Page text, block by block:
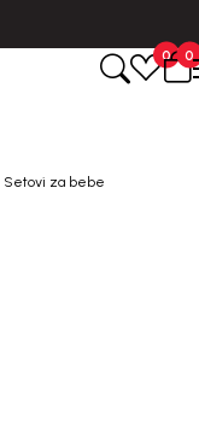
0
0
Setovi za bebe